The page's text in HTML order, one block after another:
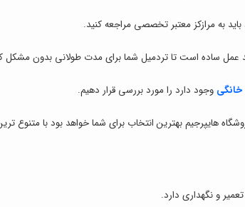
به مرازکز معتبر تخصصی مراجعه کنید.
عمل ساده است تا تردمیل شما برای مدت طولانی بدون مشکل
خانگی وجود دارد را مورد بررسی قرار دهیم.
هایپرجیم بهترین انتخاب برای شما خواهد بود با
و نگهداری دارد.